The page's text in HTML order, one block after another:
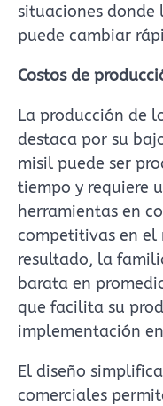
situaciones donde
puede cambiar
Costos de
La producción de
destaca por su
misil puede ser
tiempo y requiere
herramientas en
competitivas en el
resultado, la
barata en
que facilita su
implementación
El diseño
comerciales